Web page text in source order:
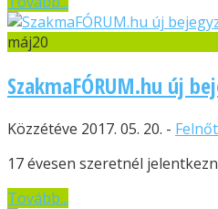
máj20
SzakmaFÓRUM.hu új
Közzétéve 2017. 05. 20. -
17 évesen szeretnél
Tovább...